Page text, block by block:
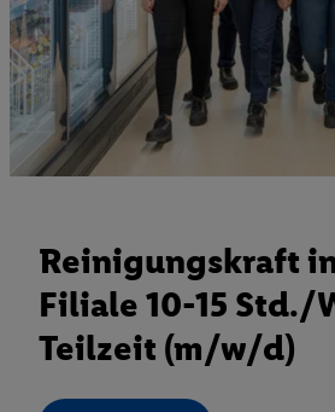
Reinigungskraft
Filiale 10-15 Std./
Teilzeit (m/w/d)